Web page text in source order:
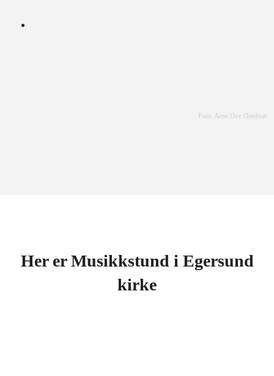
Foto: Arne Ove Østebrøt
Her er Musikkstund i Egersund
kirke